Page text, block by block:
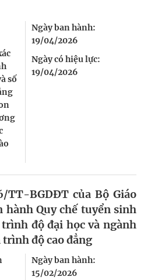
số
Ngày ban hành:
19/04/2026
Ngày có hiệu lực:
19/04/2026
TT-BGDĐT của Bộ Giáo
hành Quy chế tuyển sinh
độ đại học và ngành
độ cao đẳng
Ngày ban hành:
15/02/2026